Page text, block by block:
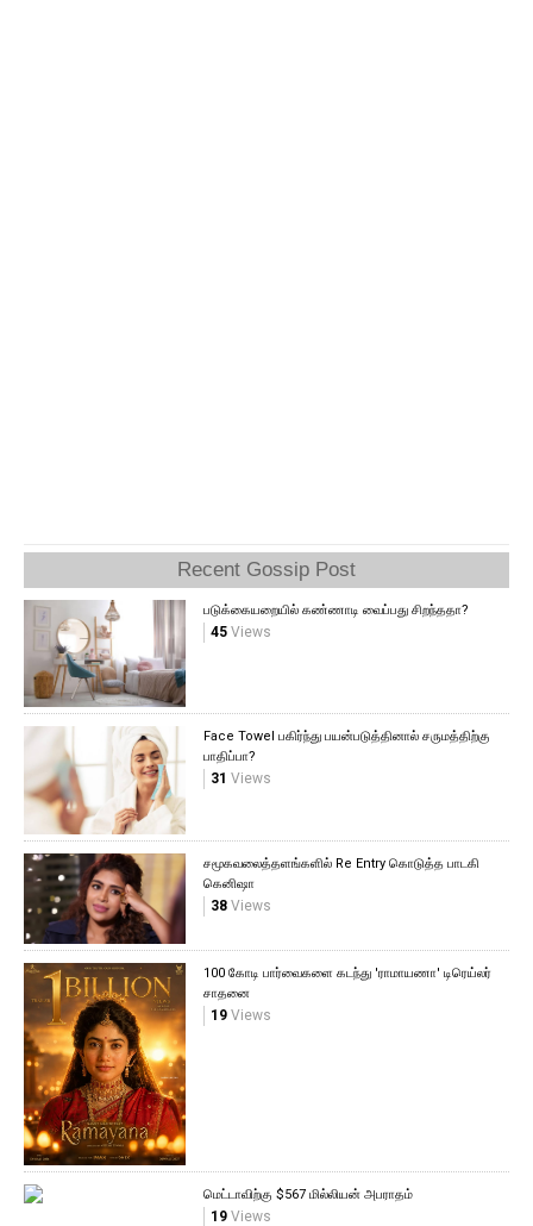
Recent Gossip Post
படுக்கையறையில் கண்ணாடி வைப்பது சிறந்ததா?
45Views
Face Towel பகிர்ந்து பயன்படுத்தினால் சருமத்திற்கு
பாதிப்பா?
31 Views
சமூகவலைத்தளங்களில் Re Entry கொடுத்த பாடகி
கெனிஷா
38Views
100 கோடி பார்வைகளை கடந்து 'ராமாயணா' டிரெய்லர்
சாதனை
19Views
மெட்டாவிற்கு $567 மில்லியன் அபராதம்
19Views